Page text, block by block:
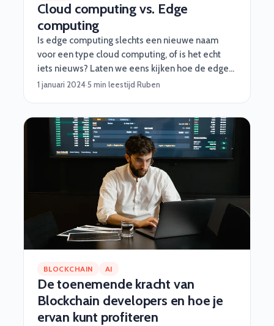
Cloud computing vs. Edge
computing
Is edge computing slechts een nieuwe naam
voor een type cloud computing, of is het echt
iets nieuws? Laten we eens kijken hoe de edge-
benadering werkt, waarvoor edge zinvol is en
1 januari 2024·5 min leestijd·Ruben
BLOCKCHAIN AI
De toenemende kracht van
Blockchain developers en hoe je
ervan kunt profiteren